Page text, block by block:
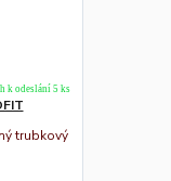
trubkový
k odeslání 5 ks